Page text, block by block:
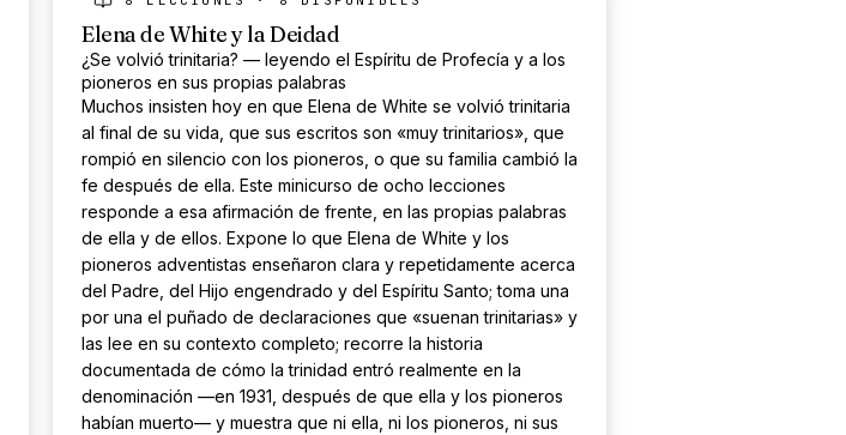
Elena de White y la Deidad
¿Se volvió trinitaria? — leyendo el Espíritu de Profecía y a los
pioneros en sus propias palabras
Muchos insisten hoy en que Elena de White se volvió trinitaria
al final de su vida, que sus escritos son «muy trinitarios», que
rompió en silencio con los pioneros, o que su familia cambió la
fe después de ella. Este minicurso de ocho lecciones
responde a esa afirmación de frente, en las propias palabras
de ella y de ellos. Expone lo que Elena de White y los
pioneros adventistas enseñaron clara y repetidamente acerca
del Padre, del Hijo engendrado y del Espíritu Santo; toma una
por una el puñado de declaraciones que «suenan trinitarias» y
las lee en su contexto completo; recorre la historia
documentada de cómo la trinidad entró realmente en la
denominación —en 1931, después de que ella y los pioneros
habían muerto— y muestra que ni ella, ni los pioneros, ni sus